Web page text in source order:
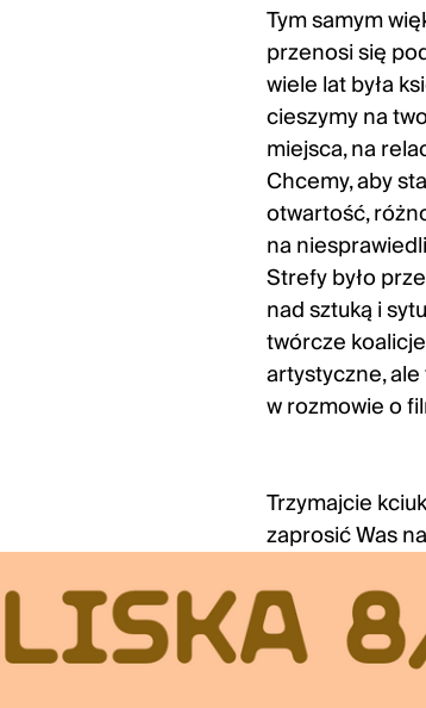
Tym samym
przenosi się
wiele lat była
cieszymy na
miejsca, na
Chcemy, aby
otwartość,
na
Strefy było
nad sztuką i
twórcze
artystyczne,
w rozmowie o
Trzymajcie
zaprosić Was